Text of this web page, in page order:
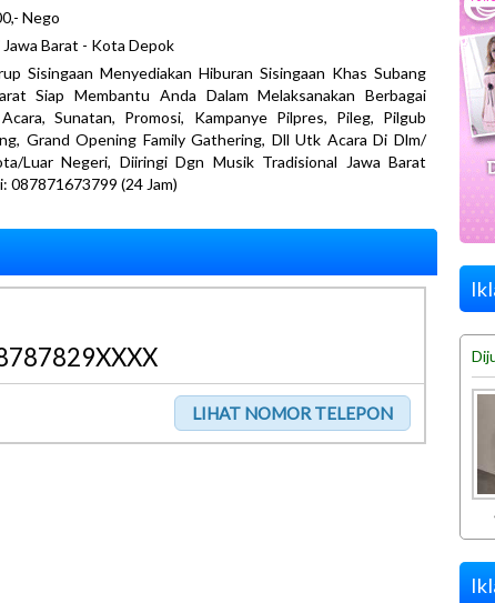
Nego
Jawa Barat - Kota Depok
Sisingaan Menyediakan Hiburan Sisingaan Khas Subang
Siap Membantu Anda Dalam Melaksanakan Berbagai
Sunatan, Promosi, Kampanye Pilpres, Pileg, Pilgub
Grand Opening Family Gathering, Dll Utk Acara Di Dlm/
Luar Negeri, Diiringi Dgn Musik Tradisional Jawa Barat
087871673799 (24 Jam)